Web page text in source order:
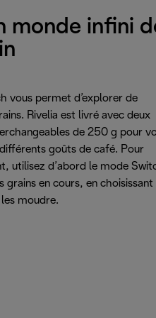
monde infini
vous permet d’explorer de
Rivelia est livré avec deux
de 250 g pour
goûts de café. Pour
utilisez d’abord le mode
grains en cours, en choisissant
moudre.